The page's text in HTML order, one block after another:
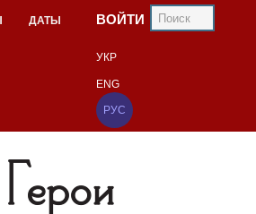
ДАТЫ ВОЙТИ
УКР
ENG
РУС